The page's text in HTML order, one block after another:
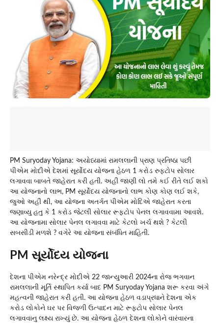
PM Suryoday Yojana: અયોધ્યામાં રામલલાની પ્રાણ પ્રતિષ્ઠા પછી
પીએમ મોદીએ દેશમાં સૂર્યોદય યોજના હેઠળ 1 કરોડ રુફટોપ સોલાર
લગાવવા બાબતે જાહેરાત કરી હતી. અહીં જાણી લો તમે કઈ રીતે લઈ શકો
આ યોજનાનો લાભ, PM સૂર્યોદય યોજનાનો લાભ કોણ કોણ લઈ શકે,
જુઓ અહીં થી, આ યોજના અતર્ગત પીએમ મોદિએ જાહેરાત કરતા
જણાવ્યુ હતુ કે 1 કરોડ જેટલી સોલાર રૂફટોપ પેનલ લગાવવામા આવશે.
આ યોજનામા સોલાર પેનલ લગાવવા માટે કેટલો ખર્ચ થશે ? કેટલી
સબસીડી મળશે ? વગેરે આ યોજના સંબંધિત માહિતી.
PM સૂર્યોદય યોજના
દેશના પીએમ નરેન્દ્ર મોદીએ 22 જાન્યુઆરી 2024ના રોજ ભગવાન
રામલલાની મૂર્તિ સ્થાપિત કર્યા બાદ PM Suryoday Yojana શરૂ કરવા અંગે
મહત્વની જાહેરાત કરી હતી. આ યોજના હેઠળ વડાપ્રધાને દેશના એક
કરોડ લોકોને ઘર પર વિજળી ઉત્પાદન માટે રૂફટોપ સોલાર પેનલ
લગાવવાનુ લક્ષ્ય રાખ્યું છે. આ યોજના હેઠળ દેશના લોકોને વારંવારના